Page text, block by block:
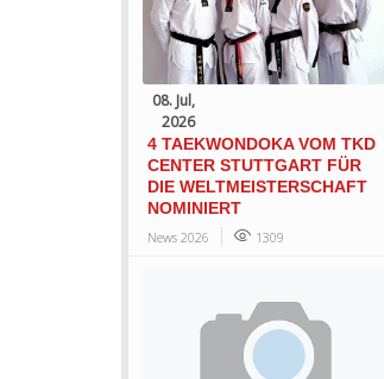
08. Jul,
2026
4 TAEKWONDOKA VOM TKD
CENTER STUTTGART FÜR
DIE WELTMEISTERSCHAFT
NOMINIERT
News 2026 1309